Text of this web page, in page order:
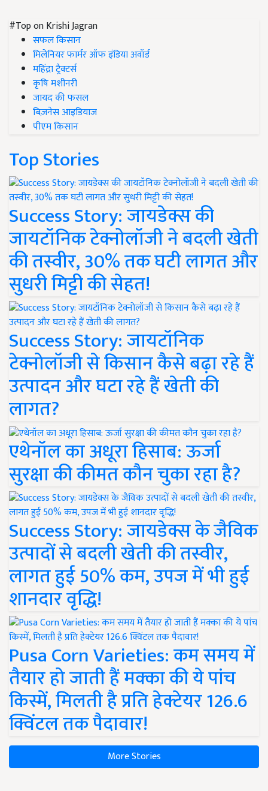
#Top on Krishi Jagran
सफल किसान
मिलेनियर फार्मर ऑफ इंडिया अवॉर्ड
महिंद्रा ट्रैक्टर्स
कृषि मशीनरी
जायद की फसल
बिज़नेस आइडियाज
पीएम किसान
Top Stories
Success Story: जायडेक्स की
जायटॉनिक टेक्नोलॉजी ने बदली खेती
की तस्वीर, 30% तक घटी लागत और
सुधरी मिट्टी की सेहत!
Success Story: जायटॉनिक
टेक्नोलॉजी से किसान कैसे बढ़ा रहे हैं
उत्पादन और घटा रहे हैं खेती की
लागत?
एथेनॉल का अधूरा हिसाब: ऊर्जा
सुरक्षा की कीमत कौन चुका रहा है?
Success Story: जायडेक्स के जैविक
उत्पादों से बदली खेती की तस्वीर,
लागत हुई 50% कम, उपज में भी हुई
शानदार वृद्धि!
Pusa Corn Varieties: कम समय में
तैयार हो जाती हैं मक्का की ये पांच
किस्में, मिलती है प्रति हेक्टेयर 126.6
क्विंटल तक पैदावार!
More Stories